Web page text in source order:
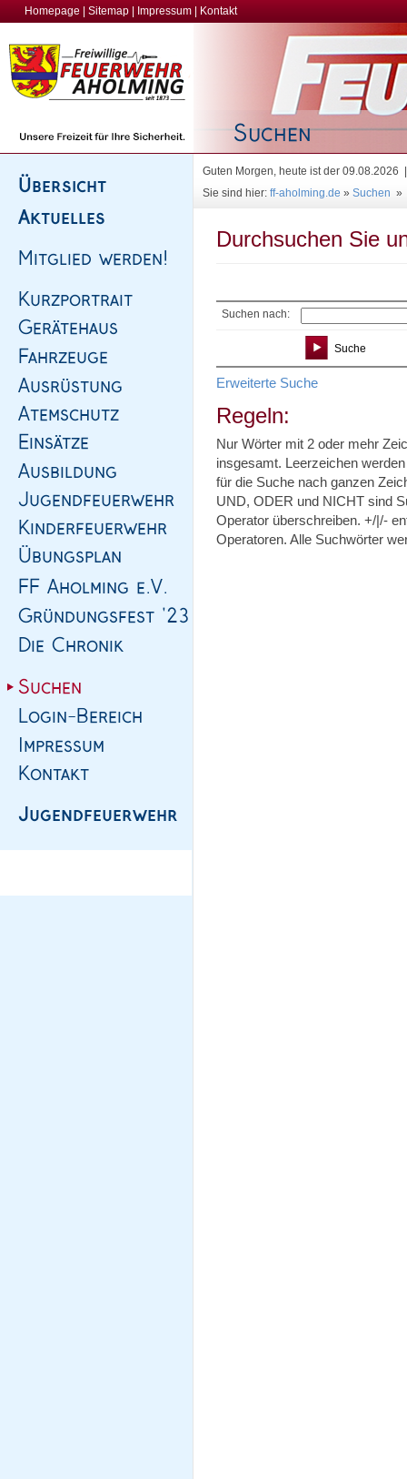
Homepage Sitemap Impressum Kontakt
Guten Morgen, heute ist der
Sie sind hier: ff-aholming.de » Suchen »
Durchsuchen Sie
Suchen nach:
Erweiterte Suche
Regeln:
Nur Wörter mit 2 oder mehr
insgesamt. Leerzeichen
für die Suche nach ganzen
UND, ODER und NICHT sind
Operator überschreiben. +/|/-
Operatoren. Alle Suchwörter